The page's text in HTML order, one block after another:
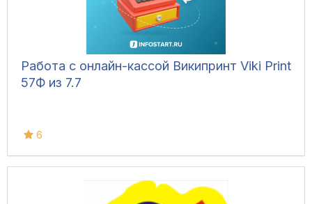
Работа с онлайн-кассой Википринт Viki Print
57Ф из 7.7
6